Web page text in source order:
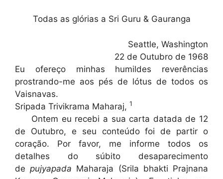
Todas as glórias a Sri Guru & Gauranga
Seattle, Washington
22 de Outubro de 1968
Eu ofereço minhas humildes reverências
prostrando-me aos pés de lótus de todos os
Vaisnavas.
Sripada Trivikrama Maharaj, 1
Ontem eu recebi a sua carta datada de 12
de Outubro, e seu conteúdo foi de partir o
coração. Por favor, me informe todos os
detalhes do súbito desaparecimento
de pujyapada Maharaja (Srila bhakti Prajnana